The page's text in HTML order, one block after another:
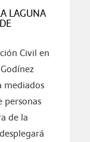
LAGUNA
Civil en
mediados
de la